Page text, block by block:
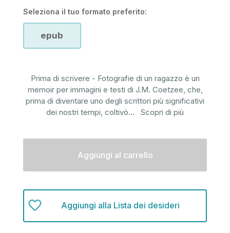
Seleziona il tuo formato preferito:
epub
Prima di scrivere - Fotografie di un ragazzo è un
memoir per immagini e testi di J.M. Coetzee, che,
prima di diventare uno degli scrittori più significativi
dei nostri tempi, coltivò... Scopri di più
Aggiungi alla Lista dei desideri